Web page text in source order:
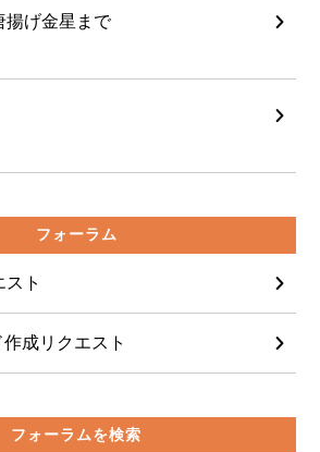
揚げ金星まで
フォーラム
スト
成リクエスト
フォーラムを検索